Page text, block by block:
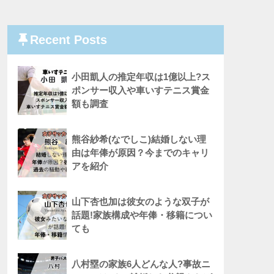
Recent Posts
小田凱人の推定年収は1億以上?ス
ポンサー収入や車いすテニス賞金
額も調査
熊谷紗希(なでしこ)結婚しない理
由は年俸が原因？今までのキャリ
アを紹介
山下杏也加は彼女のような双子が
話題!家族構成や年俸・移籍につい
ても
八村塁の家族6人どんな人?事故ニ